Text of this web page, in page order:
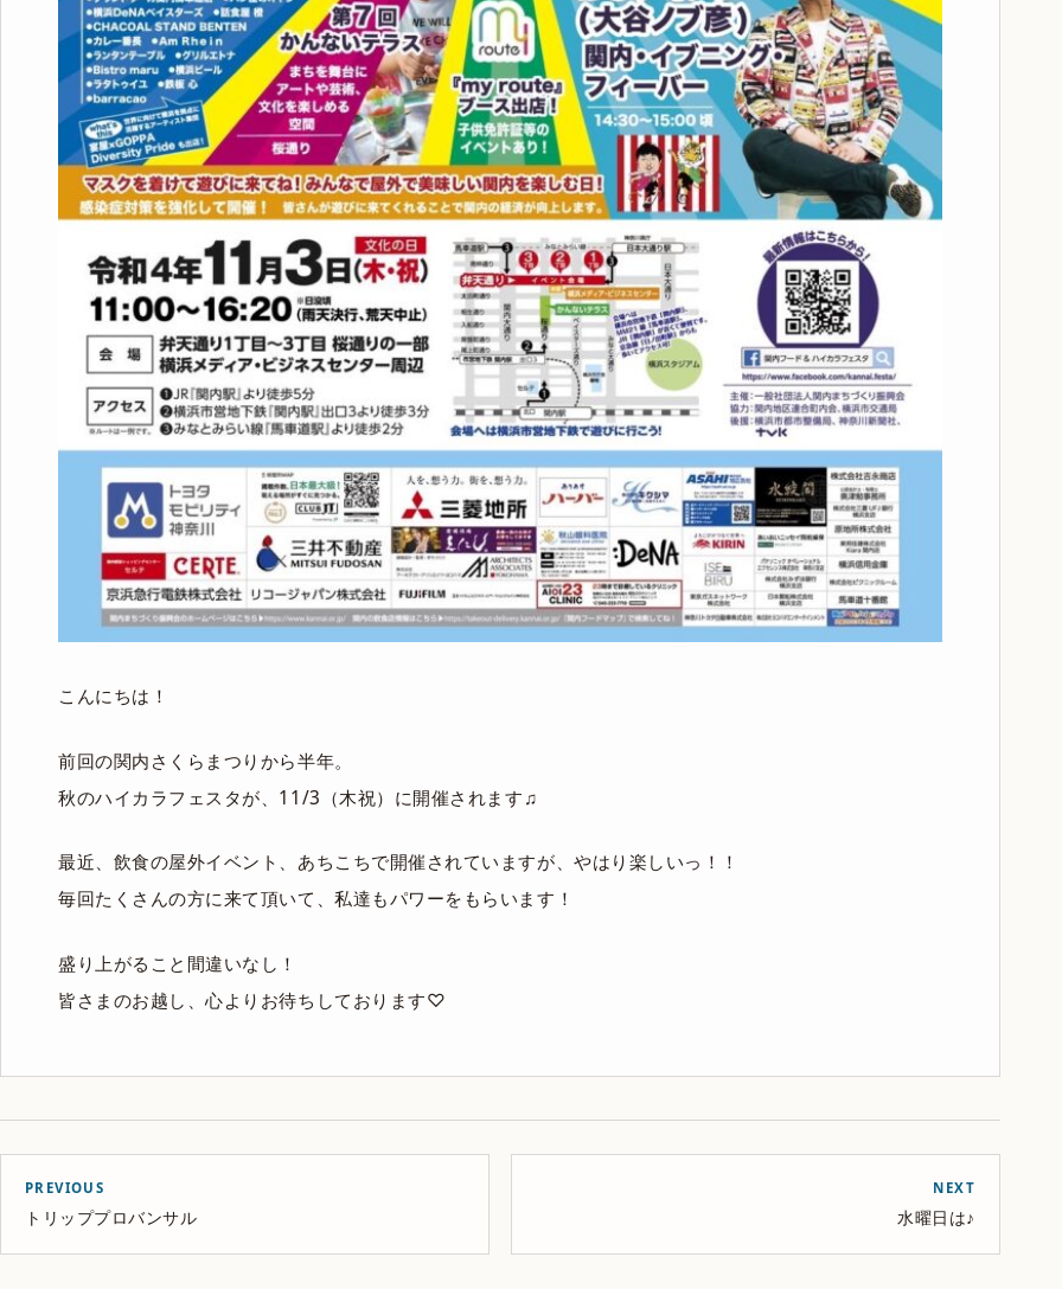
こんにちは！
前回の関内さくらまつりから半年。
秋のハイカラフェスタが、11/3（木祝）に開催されます♫
最近、飲食の屋外イベント、あちこちで開催されていますが、やはり楽しいっ！！
毎回たくさんの方に来て頂いて、私達もパワーをもらいます！
盛り上がること間違いなし！
皆さまのお越し、心よりお待ちしております♡
PREVIOUS
トリッププロバンサル
NEXT
水曜日は♪